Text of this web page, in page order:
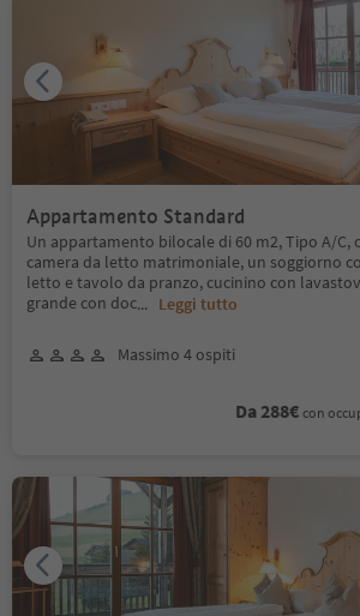
Appartamento Standard
Un appartamento bilocale di 60 m2, Tipo A/C,
camera da letto matrimoniale, un soggiorno
letto e tavolo da pranzo, cucinino con
grande con doc... Leggi tutto
Massimo 4 ospiti
Da 288€ con